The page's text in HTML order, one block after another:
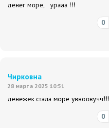
денег море, урааа !!!
0
Чирковна
28 марта 2025 10:51
денежек стала море уввоовучч!!!
0